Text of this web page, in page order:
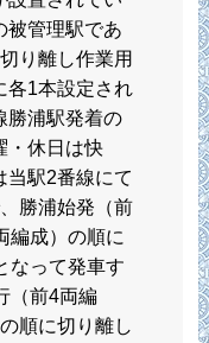
被管理駅であ
り離し作業用
各1本設定され
勝浦駅発着の
・休日は快
当駅2番線にて
勝浦始発（前
編成）の順に
なって発車す
（前4両編
順に切り離し